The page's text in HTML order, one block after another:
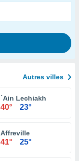
Autres villes
´Ain Lechiakh
40° 23°
Affreville
41° 25°